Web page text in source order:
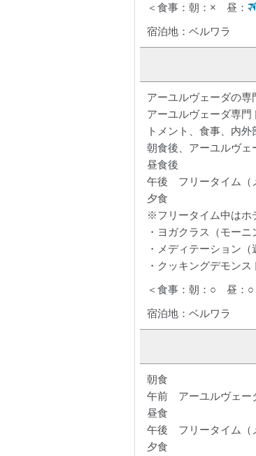
＜食事：朝：× 昼：
宿泊地：ベルワラ
アーユルヴェーダの専
アーユルヴェーダ専
トメント、食事、内
朝食後、アーユルヴェ
昼食後
午後 フリータイム（
夕食
※フリータイム中はホ
・ヨガクラス（モー
・メディテーション（
・クッキングデモンス
＜食事：朝：○ 昼
宿泊地：ベルワラ
朝食
午前 アーユルヴェー
昼食
午後 フリータイム（
夕食